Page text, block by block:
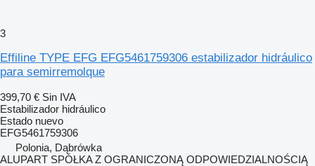
3
Effiline TYPE EFG EFG5461759306 estabilizador hidráulico
para semirremolque
399,70 € Sin IVA
Estabilizador hidráulico
Estado nuevo
EFG5461759306
Polonia, Dąbrówka
ALUPART SPÓŁKA Z OGRANICZONĄ ODPOWIEDZIALNOŚCIĄ